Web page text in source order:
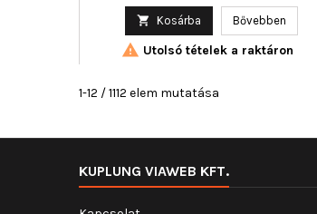
 Kosárba Bővebben
 Utolsó tételek a raktáron
1-12 / 1112 elem mutatása
KUPLUNG VIAWEB KFT.